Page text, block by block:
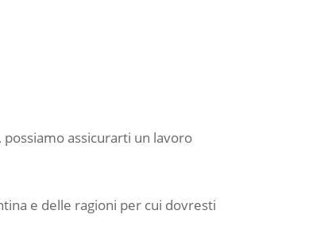
possiamo assicurarti un lavoro
e delle ragioni per cui dovresti